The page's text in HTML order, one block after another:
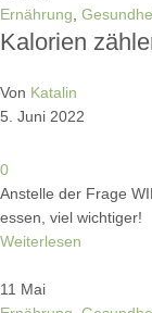
Ernährung
Kalorien
Von Katalin
5. Juni 2022
0
Anstelle der Frage
essen, viel wichtiger!
Weiterlesen
11 Mai